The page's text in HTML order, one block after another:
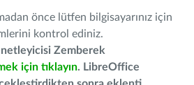
önce lütfen bilgisayarınız için
kontrol ediniz.
Zemberek
için tıklayın. LibreOffice